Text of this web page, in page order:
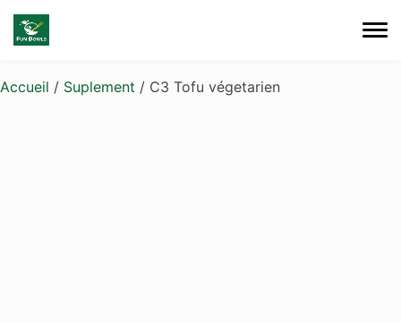
Skip to main content
Accueil / Suplement / C3 Tofu végetarien